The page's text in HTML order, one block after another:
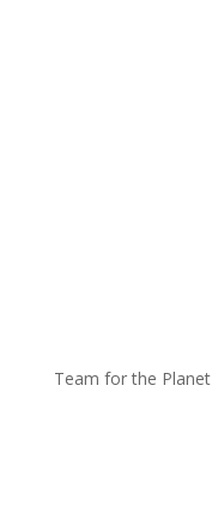
Team for the Planet